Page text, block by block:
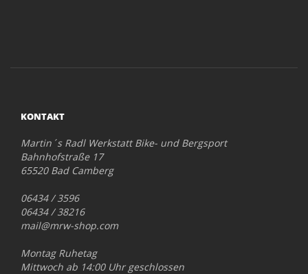
KONTAKT
Martin´s Radl Werkstatt Bike- und Bergsport
Bahnhofstraße 17
65520 Bad Camberg
06434 / 3596
06434 / 38216
mail@mrw-shop.com
Montag Ruhetag
Mittwoch ab 14:00 Uhr geschlossen